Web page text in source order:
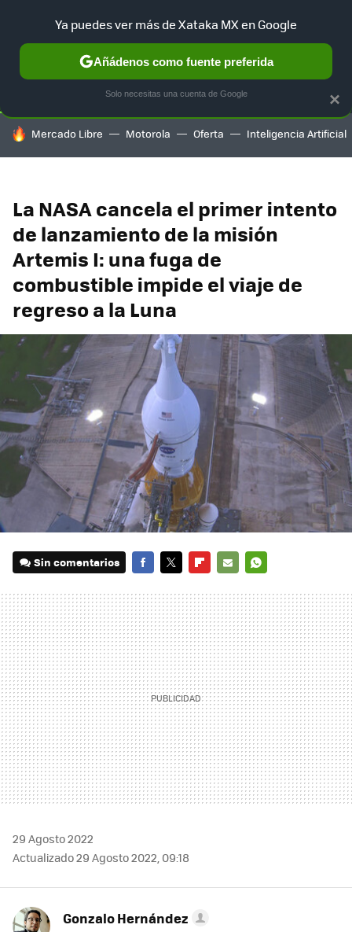
SELECCIÓN GAMING HOME AUTO TERRITORIO
HOY SE HABLA DE
Mercado Libre Motorola Oferta Inteligencia Artificial
La NASA cancela el primer intento
de lanzamiento de la misión
Artemis I: una fuga de
combustible impide el viaje de
regreso a la Luna
Sin comentarios
MAIL
29 Agosto 2022
Actualizado 29 Agosto 2022, 09:18
Gonzalo Hernández
×
Ya puedes ver más de Xataka MX en Google
Añádenos como fuente preferida
Solo necesitas una cuenta de Google